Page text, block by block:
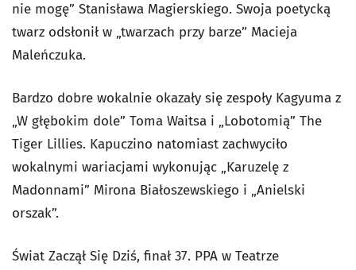
nie mogę” Stanisława Magierskiego. Swoja poetycką
twarz odsłonił w „twarzach przy barze” Macieja
Maleńczuka.
Bardzo dobre wokalnie okazały się zespoły Kagyuma z
„W głębokim dole” Toma Waitsa i „Lobotomią” The
Tiger Lillies. Kapuczino natomiast zachwyciło
wokalnymi wariacjami wykonując „Karuzelę z
Madonnami” Mirona Białoszewskiego i „Anielski
orszak”.
Świat Zaczął Się Dziś, finał 37. PPA w Teatrze